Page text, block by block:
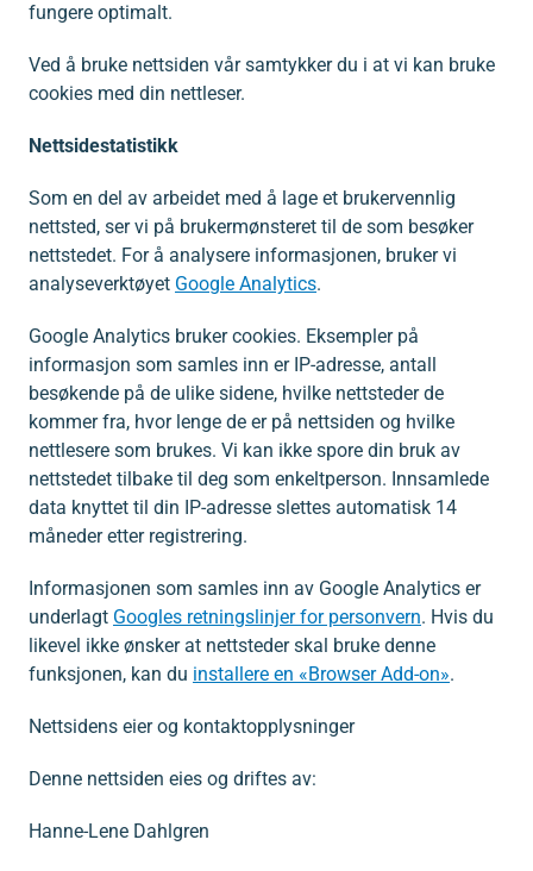
fungere optimalt.
Ved å bruke nettsiden vår samtykker du i at vi kan bruke
cookies med din nettleser.
Nettsidestatistikk
Som en del av arbeidet med å lage et brukervennlig
nettsted, ser vi på brukermønsteret til de som besøker
nettstedet. For å analysere informasjonen, bruker vi
analyseverktøyet Google Analytics.
Google Analytics bruker cookies. Eksempler på
informasjon som samles inn er IP-adresse, antall
besøkende på de ulike sidene, hvilke nettsteder de
kommer fra, hvor lenge de er på nettsiden og hvilke
nettlesere som brukes. Vi kan ikke spore din bruk av
nettstedet tilbake til deg som enkeltperson. Innsamlede
data knyttet til din IP-adresse slettes automatisk 14
måneder etter registrering.
Informasjonen som samles inn av Google Analytics er
underlagt Googles retningslinjer for personvern. Hvis du
likevel ikke ønsker at nettsteder skal bruke denne
funksjonen, kan du installere en «Browser Add-on».
Nettsidens eier og kontaktopplysninger
Denne nettsiden eies og driftes av:
Hanne-Lene Dahlgren